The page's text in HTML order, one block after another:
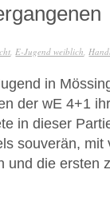
E-Jugend weiblich
in
der wE 4+1
in dieser
souverän, mit
und die ersten